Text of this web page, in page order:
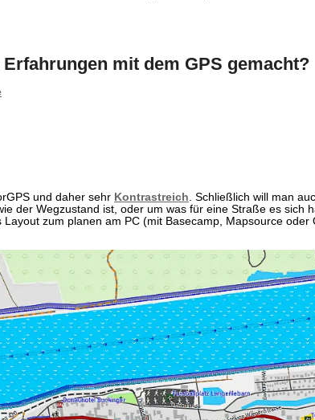
mit dem GPS gemacht?
und daher sehr Kontrastreich . Schließlich will man
der Wegzustand ist, oder um was für eine Straße es sich
zum planen am PC (mit Basecamp, Mapsource